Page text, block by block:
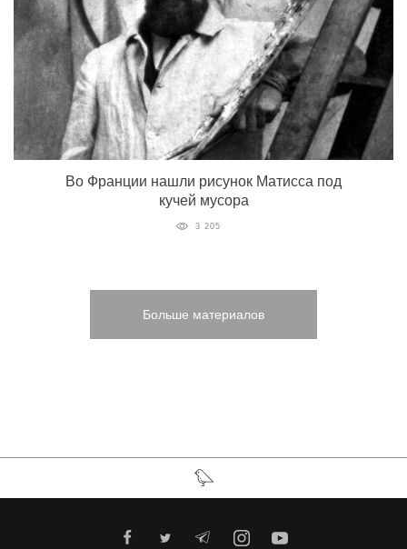
Во Франции нашли рисунок Матисса под
кучей мусора
3 205
Больше материалов